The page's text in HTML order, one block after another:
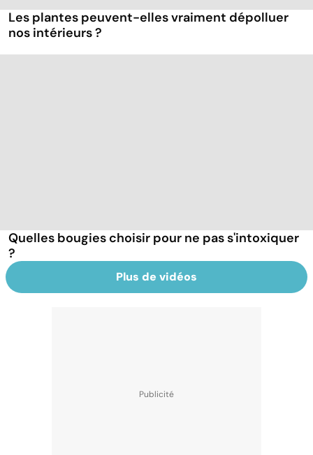
Les plantes peuvent-elles vraiment dépolluer
nos intérieurs ?
Quelles bougies choisir pour ne pas s'intoxiquer
?
Plus de vidéos